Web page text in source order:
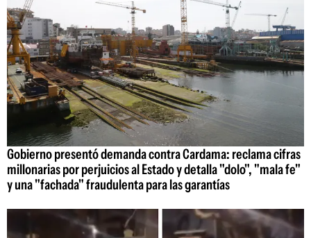
Gobierno presentó demanda contra Cardama: reclama cifras
millonarias por perjuicios al Estado y detalla "dolo", "mala fe"
y una "fachada" fraudulenta para las garantías